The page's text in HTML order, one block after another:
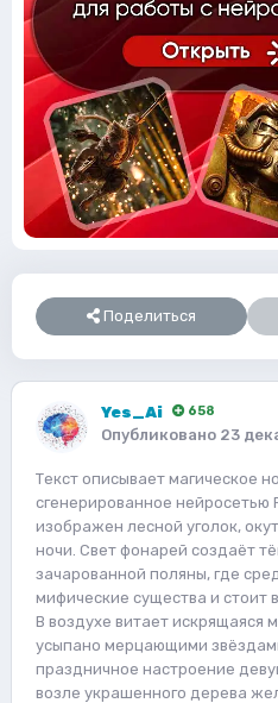
Поделиться
Yes_Ai 658
Опубликовано 23
Текст описывает магическое
сгенерированное нейросетью
изображен лесной уголок,
ночи. Свет фонарей создаёт
зачарованной поляны, где
мифические существа и стоит
В воздухе витает искрящаяся
усыпано мерцающими
праздничное настроение
возле украшенного дерева